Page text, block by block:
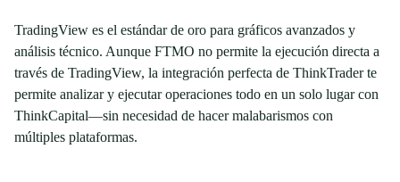
TradingView es el estándar de oro para gráficos avanzados y
análisis técnico. Aunque FTMO no permite la ejecución directa a
través de TradingView, la integración perfecta de ThinkTrader te
permite analizar y ejecutar operaciones todo en un solo lugar con
ThinkCapital—sin necesidad de hacer malabarismos con
múltiples plataformas.